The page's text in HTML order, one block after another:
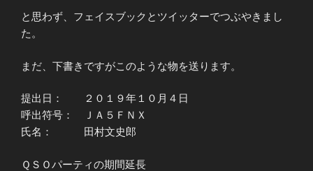
と思わず、フェイスブックとツイッターでつぶやきまし
た。
まだ、下書きですがこのような物を送ります。
提出日： ２０１９年１０月４日
呼出符号： ＪＡ５ＦＮＸ
氏名： 田村文史郎
ＱＳＯパーティの期間延長